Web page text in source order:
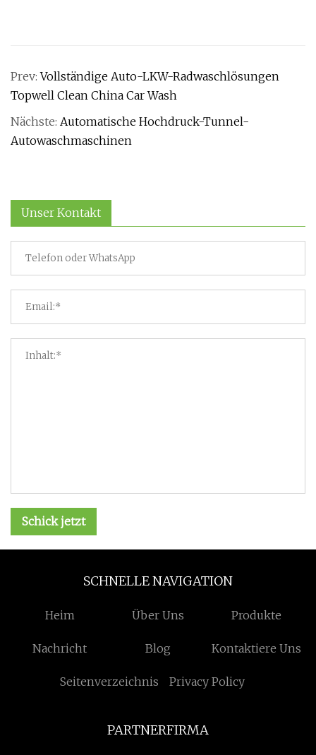
Prev:Vollständige Auto-LKW-Radwaschlösungen
Topwell Clean China Car Wash
Nächste: Automatische Hochdruck-Tunnel-
Autowaschmaschinen
Unser Kontakt
Schick jetzt
SCHNELLE NAVIGATION
Heim Über Uns Produkte
Nachricht Blog Kontaktiere Uns
Seitenverzeichnis Privacy Policy
PARTNERFIRMA